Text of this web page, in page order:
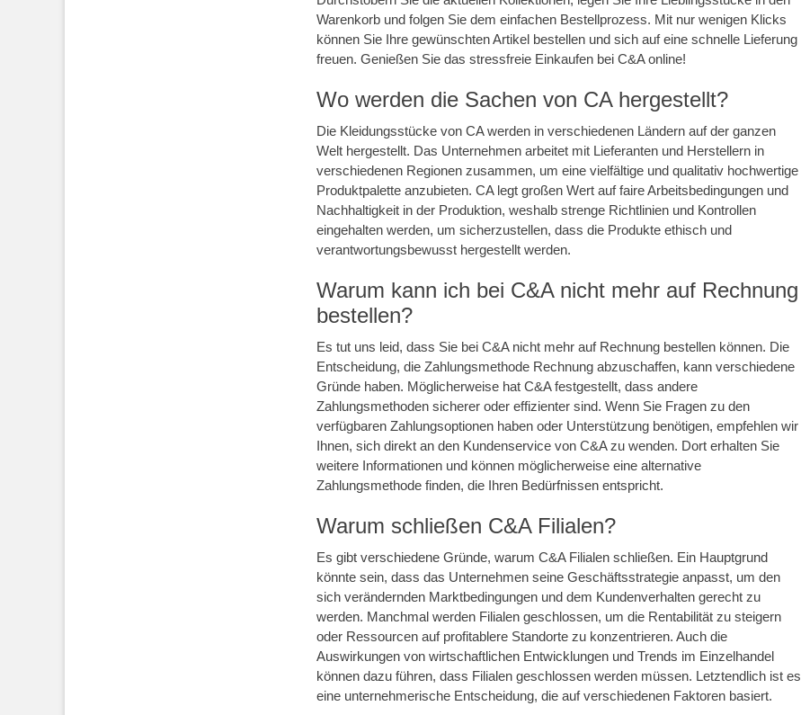
Warenkorb und folgen Sie dem einfachen Bestellprozess. Mit nur wenigen Klicks
können Sie Ihre gewünschten Artikel bestellen und sich auf eine schnelle Lieferung
freuen. Genießen Sie das stressfreie Einkaufen bei C&A online!
Wo werden die Sachen von CA hergestellt?
Die Kleidungsstücke von CA werden in verschiedenen Ländern auf der ganzen
Welt hergestellt. Das Unternehmen arbeitet mit Lieferanten und Herstellern in
verschiedenen Regionen zusammen, um eine vielfältige und qualitativ hochwertige
Produktpalette anzubieten. CA legt großen Wert auf faire Arbeitsbedingungen und
Nachhaltigkeit in der Produktion, weshalb strenge Richtlinien und Kontrollen
eingehalten werden, um sicherzustellen, dass die Produkte ethisch und
verantwortungsbewusst hergestellt werden.
Warum kann ich bei C&A nicht mehr auf Rechnung
bestellen?
Es tut uns leid, dass Sie bei C&A nicht mehr auf Rechnung bestellen können. Die
Entscheidung, die Zahlungsmethode Rechnung abzuschaffen, kann verschiedene
Gründe haben. Möglicherweise hat C&A festgestellt, dass andere
Zahlungsmethoden sicherer oder effizienter sind. Wenn Sie Fragen zu den
verfügbaren Zahlungsoptionen haben oder Unterstützung benötigen, empfehlen wir
Ihnen, sich direkt an den Kundenservice von C&A zu wenden. Dort erhalten Sie
weitere Informationen und können möglicherweise eine alternative
Zahlungsmethode finden, die Ihren Bedürfnissen entspricht.
Warum schließen C&A Filialen?
Es gibt verschiedene Gründe, warum C&A Filialen schließen. Ein Hauptgrund
könnte sein, dass das Unternehmen seine Geschäftsstrategie anpasst, um den
sich verändernden Marktbedingungen und dem Kundenverhalten gerecht zu
werden. Manchmal werden Filialen geschlossen, um die Rentabilität zu steigern
oder Ressourcen auf profitablere Standorte zu konzentrieren. Auch die
Auswirkungen von wirtschaftlichen Entwicklungen und Trends im Einzelhandel
können dazu führen, dass Filialen geschlossen werden müssen. Letztendlich ist es
eine unternehmerische Entscheidung, die auf verschiedenen Faktoren basiert.